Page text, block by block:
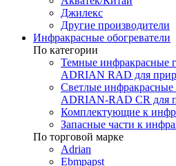
Джилекс
Другие производители
Инфракрасные обогреватели
По категории
Темные инфракрасные
ADRIAN RAD для
Светлые инфракрасные
ADRIAN-RAD CR для
Комплектующие к
Запасные части к
По торговой марке
Adrian
Ebmpapst